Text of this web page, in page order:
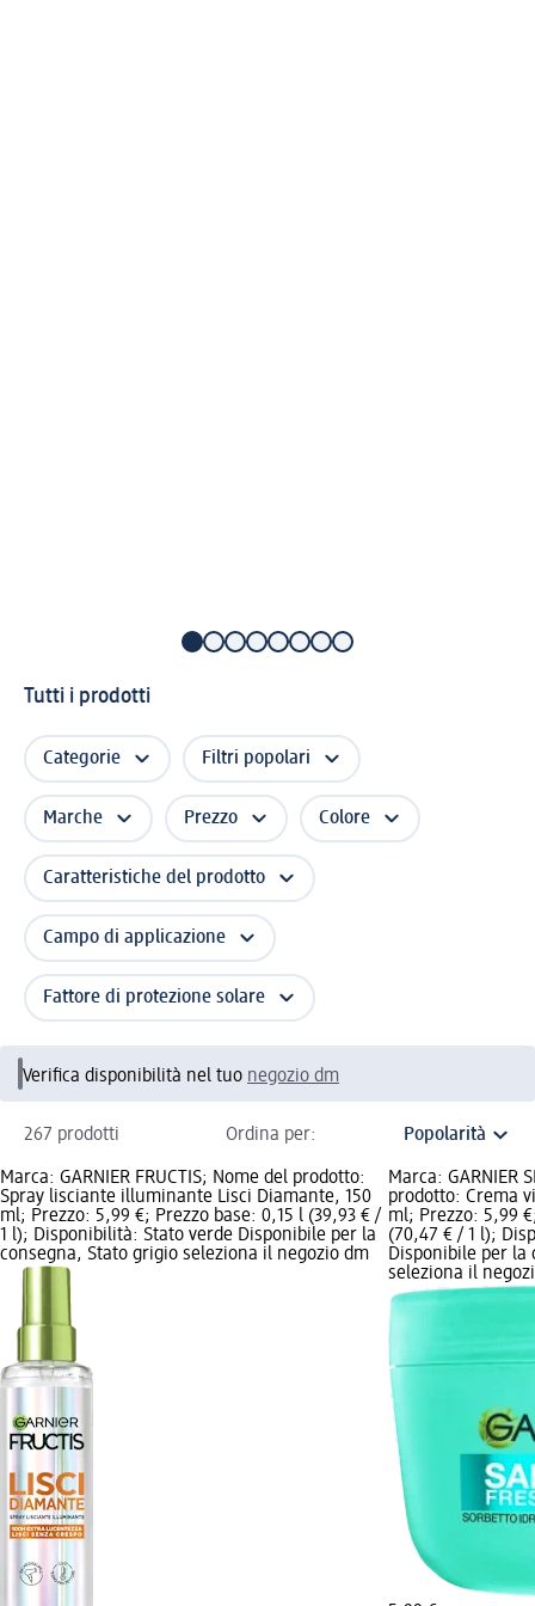
Tutti i prodotti
Categorie Filtri popolari
Marche Prezzo Colore
Caratteristiche del prodotto
Campo di applicazione
Fattore di protezione solare
Verifica disponibilità nel tuo negozio dm
267 prodotti Ordina per:
Marca: GARNIER FRUCTIS; Nome del prodotto:
Spray lisciante illuminante Lisci Diamante, 150
ml; Prezzo: 5,99 €; Prezzo base: 0,15 l (39,93 € /
1 l); Disponibilità: Stato verde Disponibile per la
consegna, Stato grigio seleziona il negozio dm
Marca: GARNIER
prodotto: Crema
ml; Prezzo: 5,99
(70,47 € / 1 l);
Disponibile per la
seleziona il